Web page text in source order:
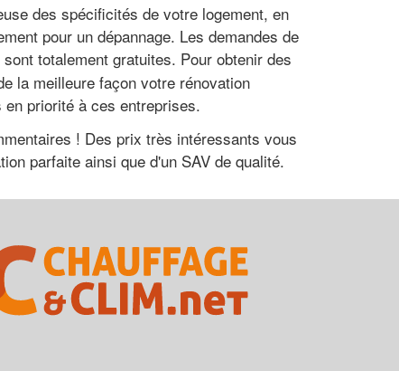
des spécificités de votre logement, en
pour un dépannage. Les demandes de
totalement gratuites. Pour obtenir des
la meilleure façon votre rénovation
priorité à ces entreprises.
! Des prix très intéressants vous
parfaite ainsi que d'un SAV de qualité.